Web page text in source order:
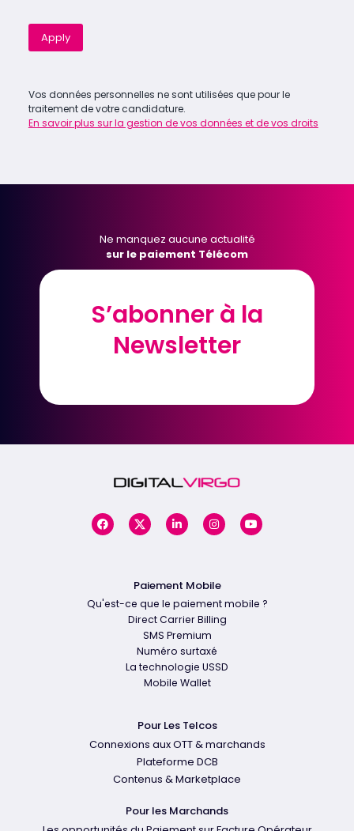
Apply
Vos données personnelles ne sont utilisées que pour le
traitement de votre candidature.
En savoir plus sur la gestion de vos données et de vos droits
Ne manquez aucune actualité
sur le paiement Télécom
S’abonner à la
Newsletter
S’abonner à la
Newsletter
Paiement Mobile
Qu'est-ce que le paiement mobile ?
Direct Carrier Billing
SMS Premium
Numéro surtaxé
La technologie USSD
Mobile Wallet
Pour Les Telcos
Connexions aux OTT & marchands
Plateforme DCB
Contenus & Marketplace
Pour les Marchands